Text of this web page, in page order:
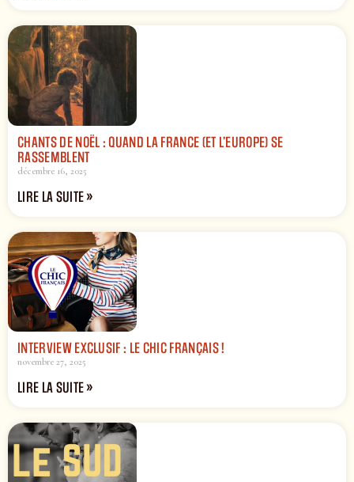
CHANTS DE NOËL : QUAND LA FRANCE (ET L’EUROPE) SE
RASSEMBLENT
décembre 16, 2025
LIRE LA SUITE »
INTERVIEW EXCLUSIF : LE CHIC FRANÇAIS !
novembre 27, 2025
LIRE LA SUITE »